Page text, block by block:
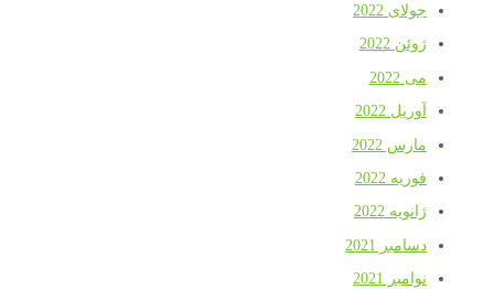
جولای 2022
ژوئن 2022
می 2022
آوریل 2022
مارس 2022
فوریه 2022
ژانویه 2022
دسامبر 2021
نوامبر 2021